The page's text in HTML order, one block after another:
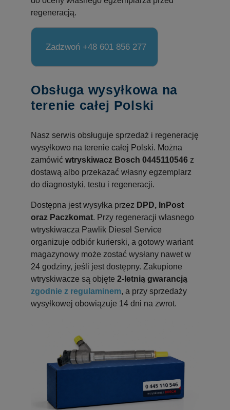
regeneracją.
Zadzwoń +48 601 856 277
Obsługa wysyłkowa na
terenie całej Polski
Nasz serwis obsługuje sprzedaż i regenerację
wysyłkowo na terenie całej Polski. Można
zamówić wtryskiwacz Bosch 0445110546 z
dostawą albo przekazać własny egzemplarz
do diagnostyki, testu i regeneracji.
Dostępna jest wysyłka przez DPD, InPost
oraz Paczkomat. Przy regeneracji własnego
wtryskiwacza Pawlik Diesel Service
organizuje odbiór kurierski, a gotowy wariant
magazynowy może zostać wysłany nawet w
24 godziny, jeśli jest dostępny. Zakupione
wtryskiwacze są objęte 2-letnią gwarancją
zgodnie z regulaminem, a przy sprzedaży
wysyłkowej obowiązuje 14 dni na zwrot.